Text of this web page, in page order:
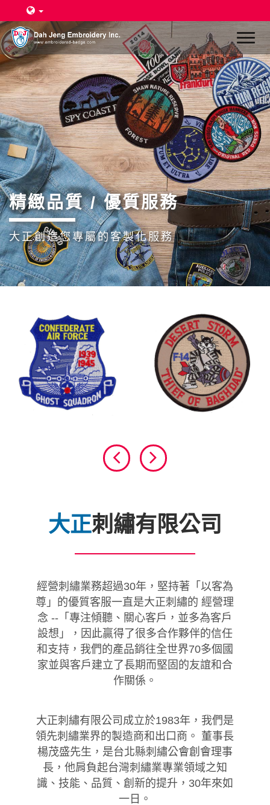
Toggle
精緻品質 / 優質服務
大正創造您專屬的客製化服務
大正刺繡有限公司
經營刺繡業務超過30年，堅持著「以客為
尊」的優質客服一直是大正刺繡的 經營理
念 --「專注傾聽、關心客戶，並多為客戶
設想」，因此贏得了很多合作夥伴的信任
和支持，我們的產品銷往全世界70多個國
家並與客戶建立了長期而堅固的友誼和合
作關係。
大正刺繡有限公司成立於1983年，我們是
領先刺繡業界的製造商和出口商。 董事長
楊茂盛先生，是台北縣刺繡公會創會理事
長，他肩負起台灣刺繡業專業領域之知
識、技能、品質、創新的提升，30年來如
一日。